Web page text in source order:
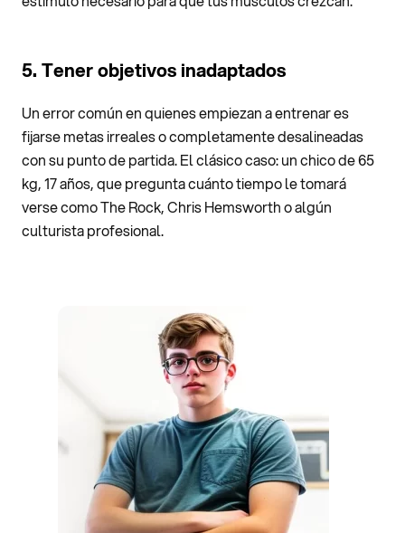
5. Tener objetivos inadaptados
Un error común en quienes empiezan a entrenar es
fijarse metas irreales o completamente desalineadas
con su punto de partida. El clásico caso: un chico de 65
kg, 17 años, que pregunta cuánto tiempo le tomará
verse como The Rock, Chris Hemsworth o algún
culturista profesional.